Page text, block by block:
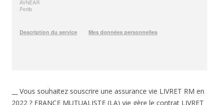
__ Vous souhaitez souscrire une assurance vie LIVRET RM en
2022 ? FRANCE MUTUALISTE (LA) vie gère le contrat LIVRET